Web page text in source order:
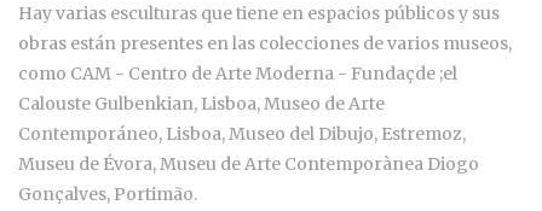
Hay varias esculturas que tiene en espacios públicos y sus
obras están presentes en las colecciones de varios museos,
como CAM - Centro de Arte Moderna - Fundaçde ;el
Calouste Gulbenkian, Lisboa, Museo de Arte
Contemporáneo, Lisboa, Museo del Dibujo, Estremoz,
Museu de Évora, Museu de Arte Contemporànea Diogo
Gonçalves, Portimão.